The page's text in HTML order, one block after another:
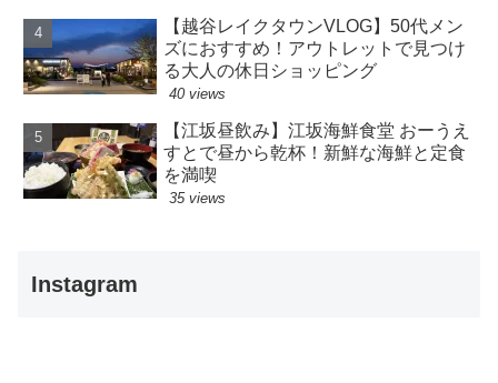
【越谷レイクタウンVLOG】50代メン
ズにおすすめ！アウトレットで見つけ
る大人の休日ショッピング
40 views
【江坂昼飲み】江坂海鮮食堂 おーうえ
すとで昼から乾杯！新鮮な海鮮と定食
を満喫
35 views
Instagram